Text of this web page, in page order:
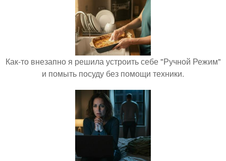
Как-то внезапно я решила устроить себе "Ручной Режим"
и помыть посуду без помощи техники.